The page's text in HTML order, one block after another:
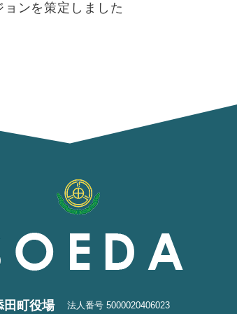
ンを策定しました
田町役場 法人番号 5000020406023